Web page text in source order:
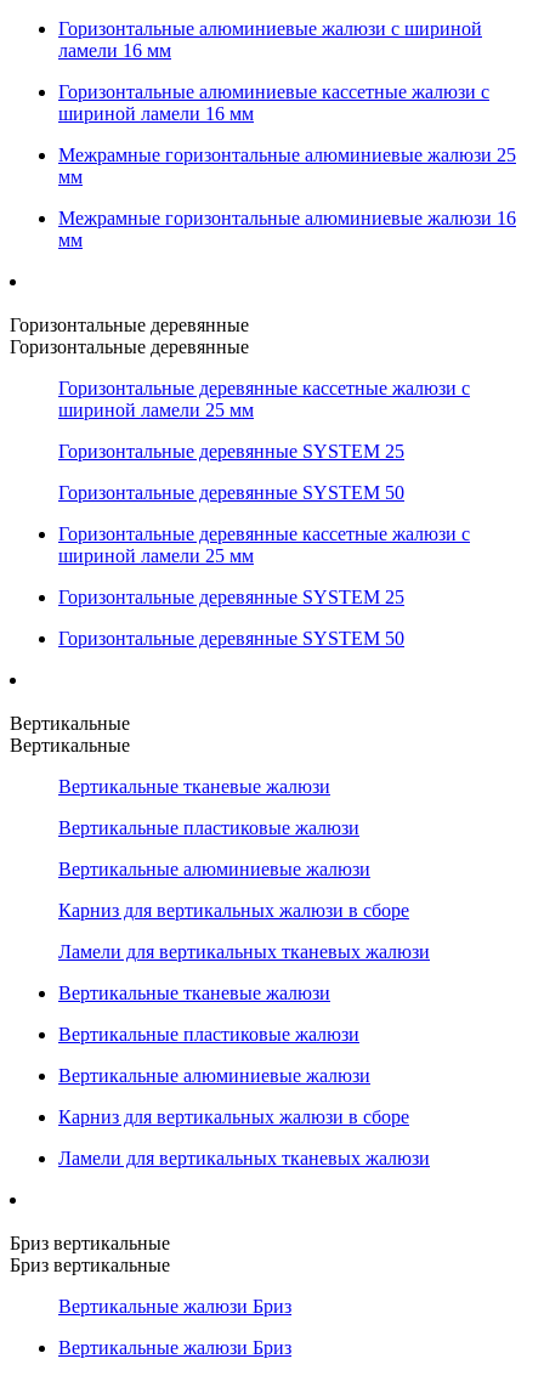
Горизонтальные алюминиевые жалюзи с шириной
ламели 16 мм
Горизонтальные алюминиевые кассетные жалюзи с
шириной ламели 16 мм
Межрамные горизонтальные алюминиевые жалюзи 25
мм
Межрамные горизонтальные алюминиевые жалюзи 16
мм
Горизонтальные деревянные
Горизонтальные деревянные
Горизонтальные деревянные кассетные жалюзи с
шириной ламели 25 мм
Горизонтальные деревянные SYSTEM 25
Горизонтальные деревянные SYSTEM 50
Горизонтальные деревянные кассетные жалюзи с
шириной ламели 25 мм
Горизонтальные деревянные SYSTEM 25
Горизонтальные деревянные SYSTEM 50
Вертикальные
Вертикальные
Вертикальные тканевые жалюзи
Вертикальные пластиковые жалюзи
Вертикальные алюминиевые жалюзи
Карниз для вертикальных жалюзи в сборе
Ламели для вертикальных тканевых жалюзи
Вертикальные тканевые жалюзи
Вертикальные пластиковые жалюзи
Вертикальные алюминиевые жалюзи
Карниз для вертикальных жалюзи в сборе
Ламели для вертикальных тканевых жалюзи
Бриз вертикальные
Бриз вертикальные
Вертикальные жалюзи Бриз
Вертикальные жалюзи Бриз